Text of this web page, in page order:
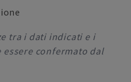
tra i dati indicati e i
confermato dal